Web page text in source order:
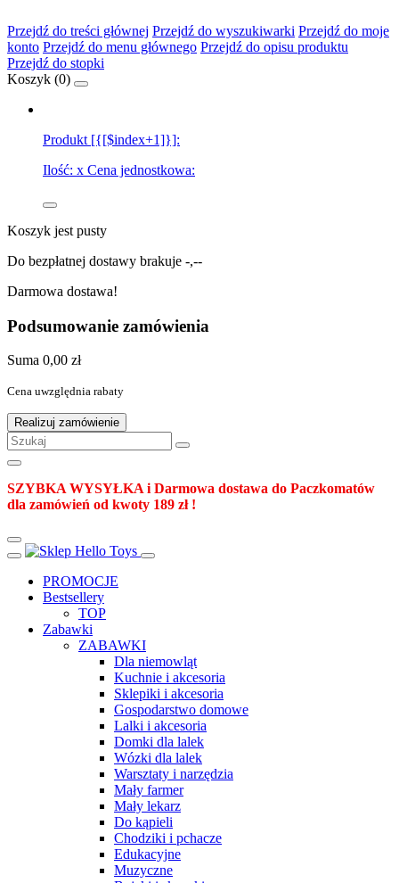
Przejdź do treści głównej Przejdź do wyszukiwarki Przejdź do moje
konto Przejdź do menu głównego Przejdź do opisu produktu
Przejdź do stopki
Koszyk (0)
Produkt [{[$index+1]}]:
Ilość: x Cena jednostkowa:
Koszyk jest pusty
Do bezpłatnej dostawy brakuje -,--
Darmowa dostawa!
Podsumowanie zamówienia
Suma 0,00 zł
Cena uwzględnia rabaty
Realizuj zamówienie
SZYBKA WYSYŁKA i Darmowa dostawa do Paczkomatów
dla zamówień od kwoty 189 zł !
PROMOCJE
Bestsellery
TOP
Zabawki
ZABAWKI
Dla niemowląt
Kuchnie i akcesoria
Sklepiki i akcesoria
Gospodarstwo domowe
Lalki i akcesoria
Domki dla lalek
Wózki dla lalek
Warsztaty i narzędzia
Mały farmer
Mały lekarz
Do kąpieli
Chodziki i pchacze
Edukacyjne
Muzyczne